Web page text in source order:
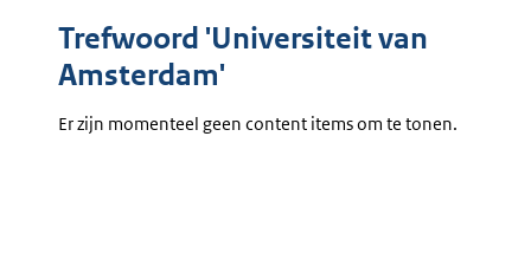
Trefwoord 'Universiteit van
Amsterdam'
Er zijn momenteel geen content items om te tonen.